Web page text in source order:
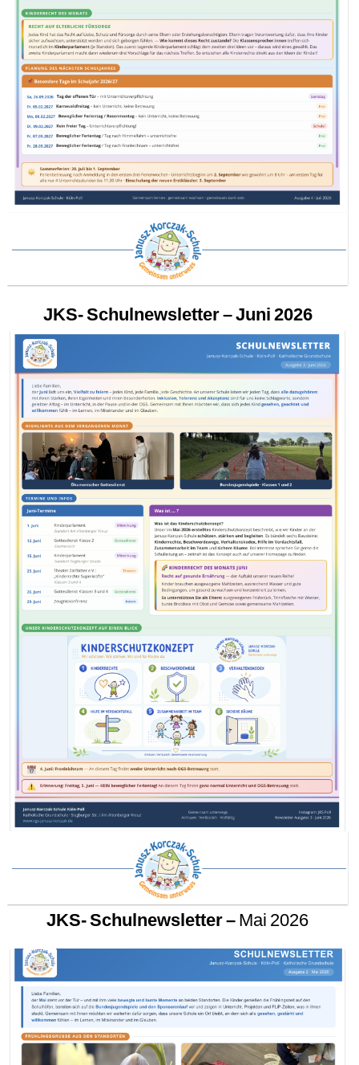
JKS- Schulnewsletter – Juni 2026
JKS- Schulnewsletter –Mai 2026